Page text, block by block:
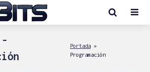
Portada»
Programación